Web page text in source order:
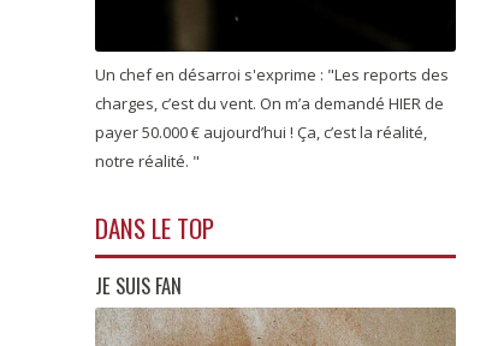
Un chef en désarroi s'exprime : "Les reports des
charges, c’est du vent. On m’a demandé HIER de
payer 50.000 € aujourd’hui ! Ça, c’est la réalité,
notre réalité. "
DANS LE TOP
JE SUIS FAN